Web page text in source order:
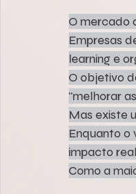
O mercado
Empresas
learning e
O objetivo
"melhorar
Mas existe
Enquanto o
impacto
Como a